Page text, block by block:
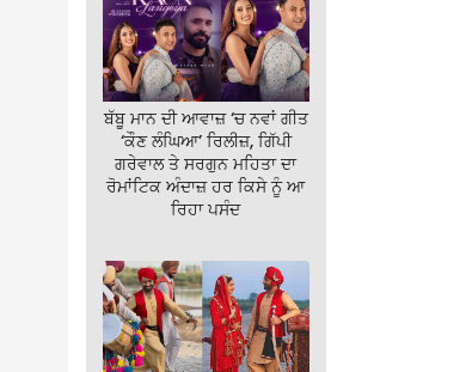
ਬੱਬੂ ਮਾਨ ਦੀ ਆਵਾਜ਼ ‘ਚ ਨਵਾਂ ਗੀਤ
‘ਕੌਣ ਲੰਘਿਆ’ ਰਿਲੀਜ਼, ਗਿੱਪੀ
ਗਰੇਵਾਲ ਤੇ ਸਰਗੁਨ ਮਹਿਤਾ ਦਾ
ਰੋਮਾਂਟਿਕ ਅੰਦਾਜ਼ ਹਰ ਕਿਸੇ ਨੂੰ ਆ
ਰਿਹਾ ਪਸੰਦ